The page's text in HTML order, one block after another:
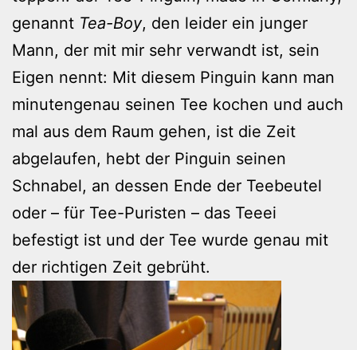
genannt Tea-Boy, den leider ein junger
Mann, der mit mir sehr verwandt ist, sein
Eigen nennt: Mit diesem Pinguin kann man
minutengenau seinen Tee kochen und auch
mal aus dem Raum gehen, ist die Zeit
abgelaufen, hebt der Pinguin seinen
Schnabel, an dessen Ende der Teebeutel
oder – für Tee-Puristen – das Teeei
befestigt ist und der Tee wurde genau mit
der richtigen Zeit gebrüht.